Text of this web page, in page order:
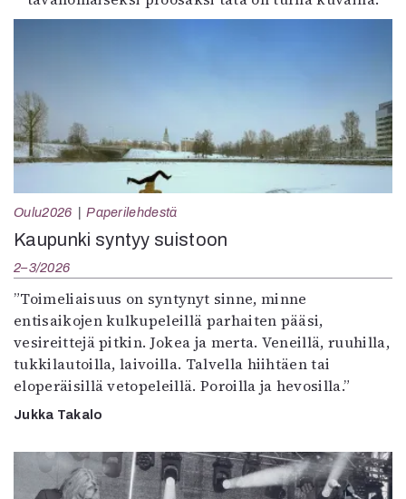
Oulu2026 Paperilehdestä
Kaupunki syntyy suistoon
2–3/2026
”Toimeliaisuus on syntynyt sinne, minne
entisaikojen kulkupeleillä parhaiten pääsi,
vesireittejä pitkin. Jokea ja merta. Veneillä, ruuhilla,
tukkilautoilla, laivoilla. Talvella hiihtäen tai
eloperäisillä vetopeleillä. Poroilla ja hevosilla.”
Jukka Takalo